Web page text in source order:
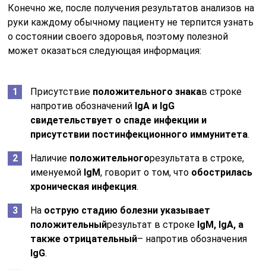
Конечно же, после получения результатов анализов на
руки каждому обычному пациенту не терпится узнать
о состоянии своего здоровья, поэтому полезной
может оказаться следующая информация:
Присутствие положительного знакав строке
напротив обозначений IgA и IgG
свидетельствует о спаде инфекции и
присутствии постинфекционного иммунитета.
Наличие положительногорезультата в строке,
именуемой IgM, говорит о том, что обострилась
хроническая инфекция.
На острую стадию болезни указывает
положительныйрезультат в строке IgM, IgA, а
также отрицательный– напротив обозначения
IgG.